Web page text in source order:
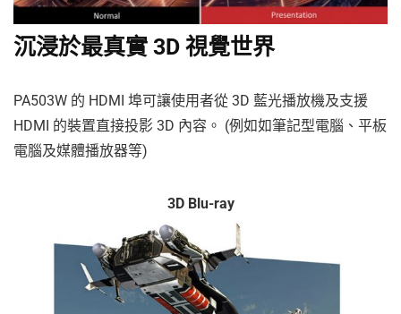
沉浸於最真實 3D 視覺世界
PA503W 的 HDMI 埠可讓使用者從 3D 藍光播放機及支援
HDMI 的裝置直接投影 3D 內容。 (例如如筆記型電腦、平板
電腦及媒體播放器等)
3D Blu-ray